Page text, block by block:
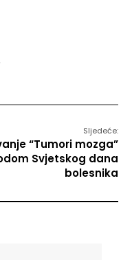
Sljedeće:
“Tumori mozga”
Svjetskog dana
bolesnika